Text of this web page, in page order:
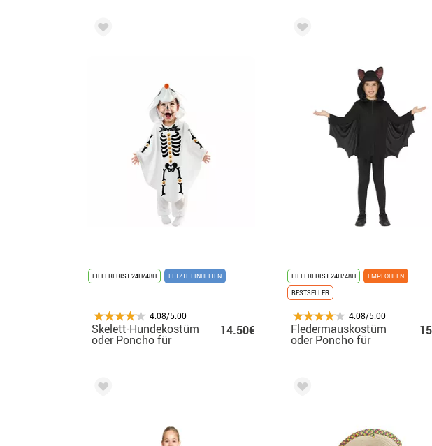
LIEFERFRIST 24H/48H LETZTE EINHEITEN
4.08/5.00
Skelett-Hundekostüm
oder Poncho für
14.50€
LIEFERFRIST 24H/48H
EMPFOHLEN
BESTSELLER
4.08/5.00
Fledermauskostüm
oder Poncho für